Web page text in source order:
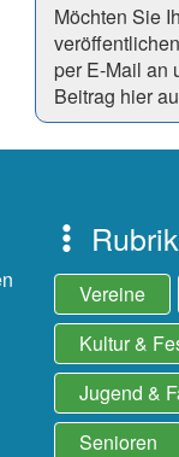
Möchten Sie
per E-Mail an
Beitrag hier
Vereine
Kultur &
Jugend &
Senioren